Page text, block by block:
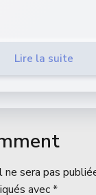
Lire la suite
sera pas
avec*